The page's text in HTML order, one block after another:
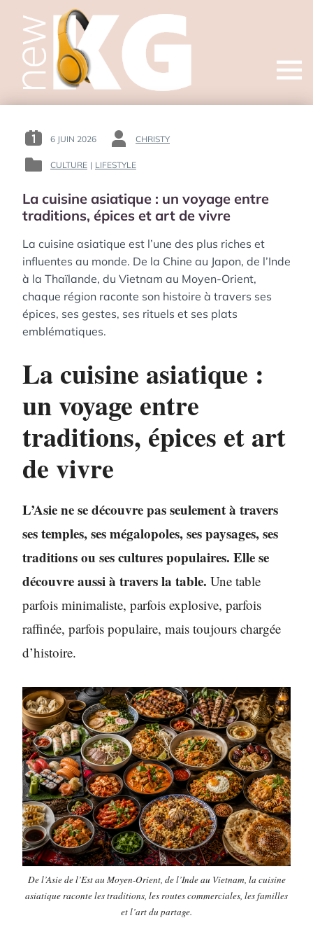
Open
POSTED
ON
6 JUIN 2026
BY
CHRISTY
POSTED
:
CULTURE | LIFESTYLE
La cuisine asiatique : un voyage entre
traditions, épices et art de vivre
La cuisine asiatique est l’une des plus riches et
influentes au monde. De la Chine au Japon, de l’Inde
à la Thaïlande, du Vietnam au Moyen-Orient,
chaque région raconte son histoire à travers ses
épices, ses gestes, ses rituels et ses plats
emblématiques.
La cuisine asiatique :
un voyage entre
traditions, épices et art
de vivre
L’Asie ne se découvre pas seulement à travers
ses temples, ses mégalopoles, ses paysages, ses
traditions ou ses cultures populaires. Elle se
découvre aussi à travers la table. Une table
parfois minimaliste, parfois explosive, parfois
raffinée, parfois populaire, mais toujours chargée
d’histoire.
De l’Asie de l’Est au Moyen-Orient, de l’Inde au Vietnam, la cuisine
asiatique raconte les traditions, les routes commerciales, les familles
et l’art du partage.